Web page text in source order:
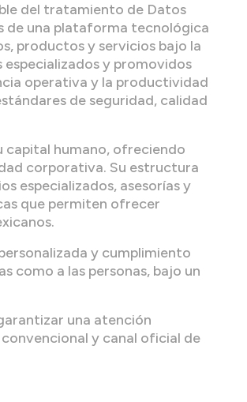
del tratamiento de Datos
de una plataforma tecnológica
productos y servicios bajo la
especializados y promovidos
operativa y la productividad
de seguridad, calidad
capital humano, ofreciendo
corporativa. Su estructura
especializados, asesorías y
que permiten ofrecer
y cumplimiento
como a las personas, bajo un
una atención
y canal oficial de